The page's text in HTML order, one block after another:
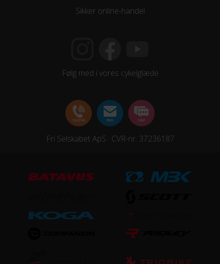
Frempind
Sikker online-handel
Følg med i vores cykelglæde
Fri Selskabet ApS · CVR-nr. 37236187